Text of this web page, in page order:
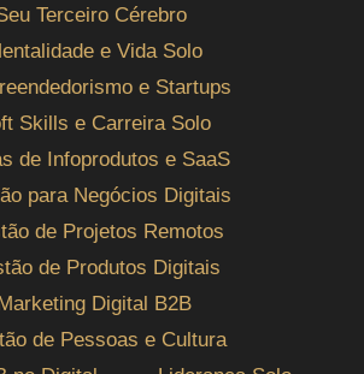
Terceiro Cérebro
e Vida Solo
e Startups
Skills e Carreira Solo
de Infoprodutos e SaaS
para Negócios Digitais
de Projetos Remotos
de Produtos Digitais
Digital B2B
de Pessoas e Cultura